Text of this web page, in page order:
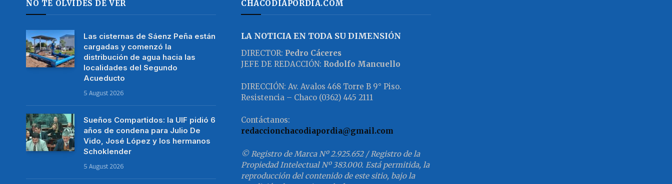
NO TE OLVIDES DE VER
Las cisternas de Sáenz Peña están
cargadas y comenzó la
distribución de agua hacia las
localidades del Segundo
Acueducto
5 August 2026
Sueños Compartidos: la UIF pidió 6
años de condena para Julio De
Vido, José López y los hermanos
Schoklender
5 August 2026
CHACODIAPORDIA.COM
LA NOTICIA EN TODA SU DIMENSIÓN
DIRECTOR: Pedro Cáceres
JEFE DE REDACCIÓN: Rodolfo Mancuello
DIRECCIÓN: Av. Avalos 468 Torre B 9° Piso.
Resistencia – Chaco (0362) 445 2111
Contáctanos:
redaccionchacodiapordia@gmail.com
© Registro de Marca Nº 2.925.652 / Registro de la
Propiedad Intelectual Nº 383.000. Está permitida, la
reproducción del contenido de este sitio, bajo la